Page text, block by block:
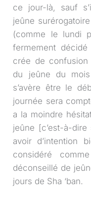
ce jour-là, sauf
jeûne surérogatoire
(comme le lundi
fermement
crée de
du jeûne du
s’avère être le
journée sera
a la moindre
jeûne [c’est-à-dire
avoir d’intention
considéré
déconseillé de
jours de Sha ‘ban.